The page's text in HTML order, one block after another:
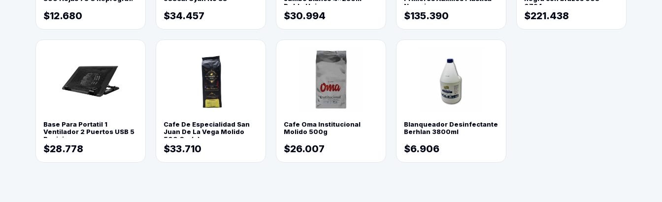
$12.680 $34.457
Doble Hoja
$30.994
Naranja
$135.390
0794
$221.438
Base Para Portatil 1
Ventilador 2 Puertos USB 5
Posiciones
$28.778
Cafe De Especialidad San
Juan De La Vega Molido
500 Grs(=)
$33.710
Cafe Oma Institucional
Molido 500g
$26.007
Blanqueador Desinfectante
Berhlan 3800ml
$6.906